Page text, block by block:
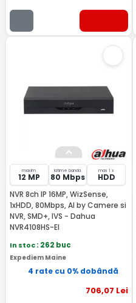
maxim
12 MP
latime banda
80 Mbps
max 1 x
HDD
NVR 8ch IP 16MP, WizSense,
1xHDD, 80Mbps, AI by Camere si
NVR, SMD+, IVS - Dahua
NVR4108HS-EI
In stoc: 262 buc
Expediem Maine
4 rate cu 0% dobândă
706,07 Lei